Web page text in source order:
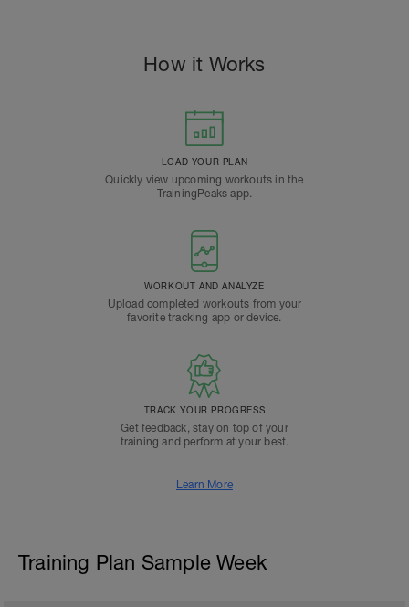
How it Works
LOAD YOUR PLAN
Quickly view upcoming workouts in the
TrainingPeaks app.
WORKOUT AND ANALYZE
Upload completed workouts from your
favorite tracking app or device.
TRACK YOUR PROGRESS
Get feedback, stay on top of your
training and perform at your best.
Learn More
Training Plan Sample Week